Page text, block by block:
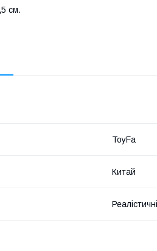
см.
ToyFa
Китай
Реалістичні